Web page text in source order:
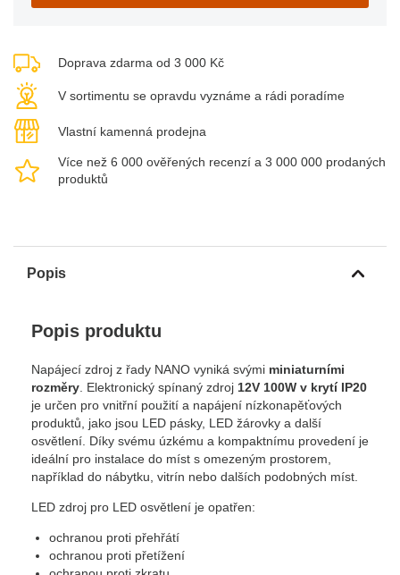
Doprava zdarma od 3 000 Kč
V sortimentu se opravdu vyznáme a rádi poradíme
Vlastní kamenná prodejna
Více než 6 000 ověřených recenzí a 3 000 000 prodaných
produktů
Popis
Popis produktu
Napájecí zdroj z řady NANO vyniká svými miniaturními
rozměry . Elektronický spínaný zdroj 12V 100W v krytí IP20
je určen pro vnitřní použití a napájení nízkonapěťových
produktů, jako jsou LED pásky, LED žárovky a další
osvětlení. Díky svému úzkému a kompaktnímu provedení je
ideální pro instalace do míst s omezeným prostorem,
například do nábytku, vitrín nebo dalších podobných míst.
LED zdroj pro LED osvětlení je opatřen:
ochranou proti přehřátí
ochranou proti přetížení